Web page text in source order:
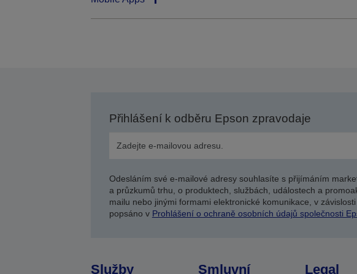
Přihlášení k odběru Epson zpravodaje
Odesláním své e-mailové adresy souhlasíte s přijímáním
a průzkumů trhu, o produktech, službách, událostech a
mailu nebo jinými formami elektronické komunikace, v
popsáno v Prohlášení o ochraně osobních údajů společnosti
Služby Smluvní Legal